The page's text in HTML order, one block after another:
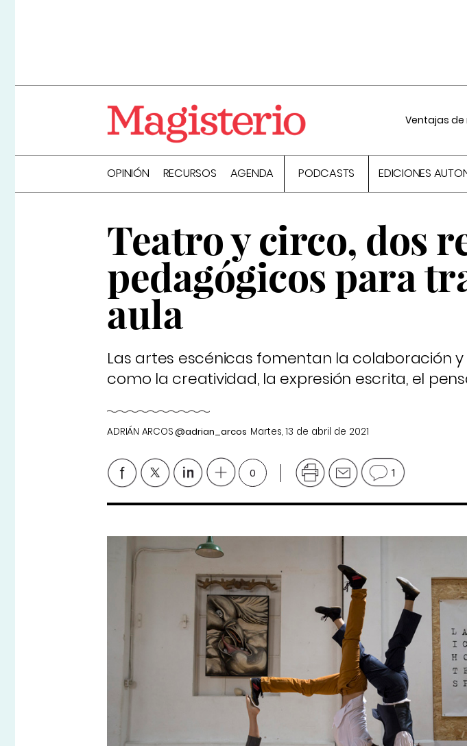
Ventajas
OPINIÓN RECURSOS AGENDA PODCASTS EDICIONES
Teatro y circo, dos
pedagógicos para
aula
Las artes escénicas fomentan la colaboración
como la creatividad, la expresión escrita, el
ADRIÁN ARCOS@adrian_arcos Martes, 13 de abril de 2021
0 1